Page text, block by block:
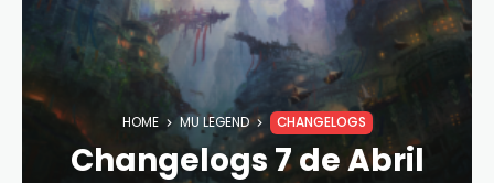
HOME MU LEGEND CHANGELOGS
Changelogs 7 de Abril